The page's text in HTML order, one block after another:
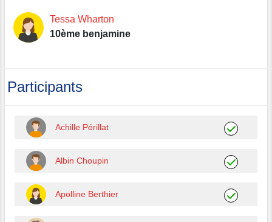
Tessa Wharton
10ème benjamine
Participants
Achille Périllat
Albin Choupin
Apolline Berthier